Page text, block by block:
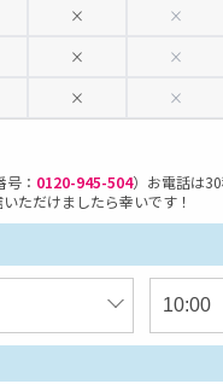
× ×
× ×
× ×
： 0120-945-504）お電話は
ただけましたら幸いです！